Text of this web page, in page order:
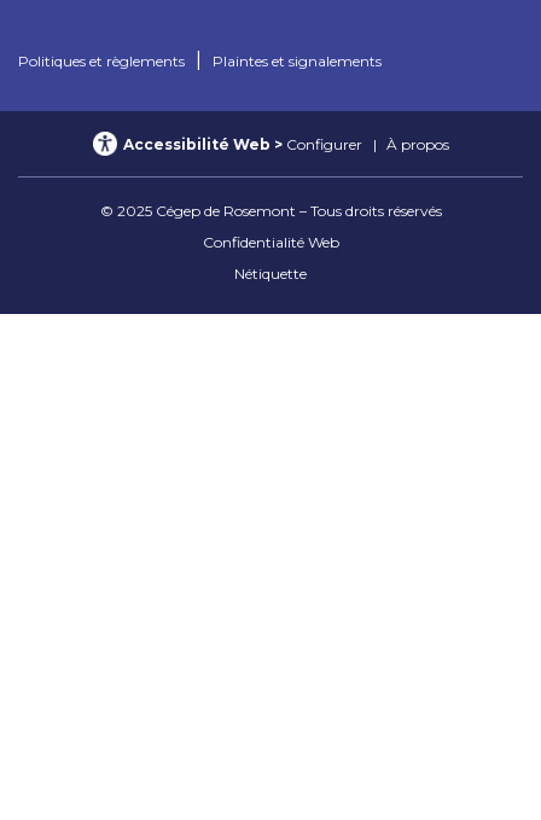
Politiques et règlements Plaintes et signalements
© 2025 Cégep de Rosemont – Tous droits réservés
Confidentialité Web
Nétiquette
Accessibilité Web Configurer À propos